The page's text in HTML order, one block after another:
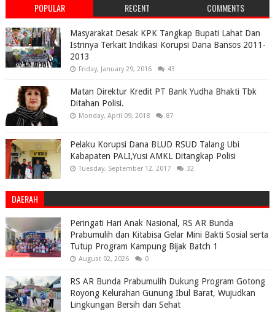
POPULAR RECENT COMMENTS
Masyarakat Desak KPK Tangkap Bupati Lahat Dan
Istrinya Terkait Indikasi Korupsi Dana Bansos 2011-
2013
Friday, January 29, 2016 43
Matan Direktur Kredit PT Bank Yudha Bhakti Tbk
Ditahan Polisi.
Monday, April 09, 2018 87
Pelaku Korupsi Dana BLUD RSUD Talang Ubi
Kabapaten PALI,Yusi AMKL Ditangkap Polisi
Tuesday, September 12, 2017 32
DAERAH
Peringati Hari Anak Nasional, RS AR Bunda
Prabumulih dan Kitabisa Gelar Mini Bakti Sosial serta
Tutup Program Kampung Bijak Batch 1
August 02, 2026 0
RS AR Bunda Prabumulih Dukung Program Gotong
Royong Kelurahan Gunung Ibul Barat, Wujudkan
Lingkungan Bersih dan Sehat